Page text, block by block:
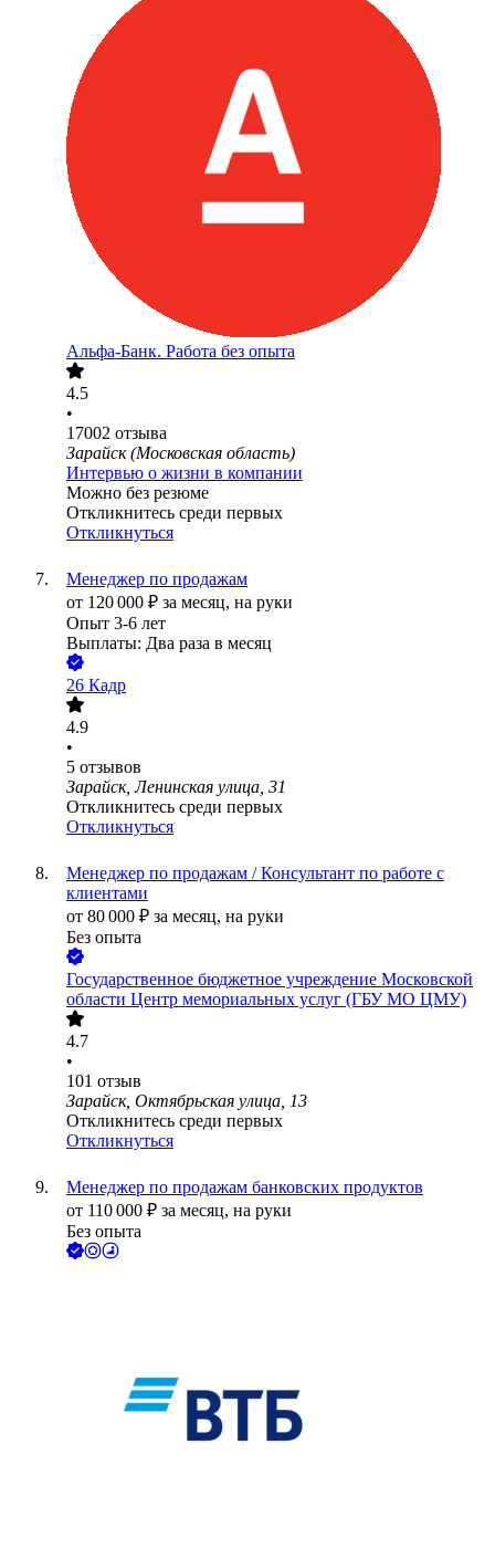
Альфа-Банк. Работа без опыта
4.5
•
17002 отзыва
Зарайск (Московская область)
Интервью о жизни в компании
Можно без резюме
Откликнитесь среди первых
Откликнуться
Менеджер по продажам
от 120 000 ₽ за месяц, на руки
Опыт 3-6 лет
Выплаты: Два раза в месяц
26 Кадр
4.9
•
5 отзывов
Зарайск, Ленинская улица, 31
Откликнитесь среди первых
Откликнуться
Менеджер по продажам / Консультант по работе с
клиентами
от 80 000 ₽ за месяц, на руки
Без опыта
Государственное бюджетное учреждение Московской
области Центр мемориальных услуг (ГБУ МО ЦМУ)
4.7
•
101 отзыв
Зарайск, Октябрьская улица, 13
Откликнитесь среди первых
Откликнуться
Менеджер по продажам банковских продуктов
от 110 000 ₽ за месяц, на руки
Без опыта